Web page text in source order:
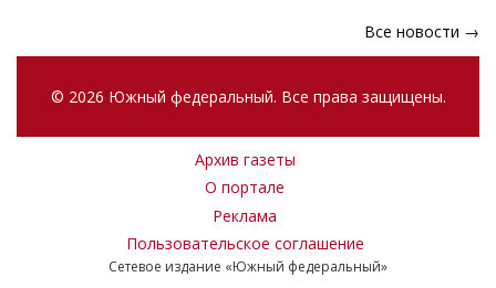
Все новости →
© 2026 Южный федеральный. Все права защищены.
Архив газеты
О портале
Реклама
Пользовательское соглашение
Сетевое издание «Южный федеральный»